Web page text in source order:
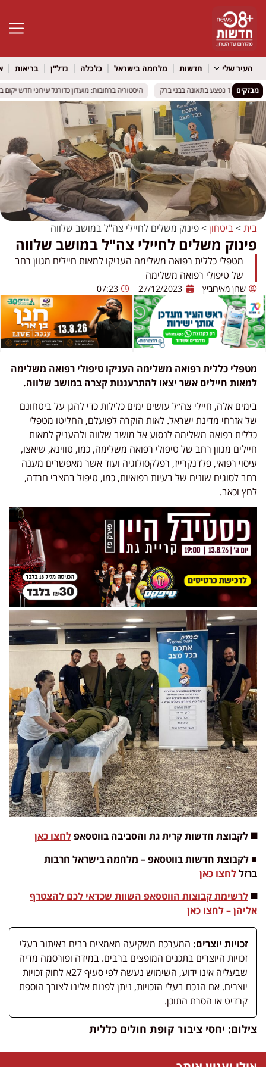
פתח
העיר שלי חדשות מלחמה בישראל כלכלה נדל"ן בריאות
מבזקים
בן 15 נפצע בתאונה בבני ברק היסטוריה ברחובות: מועדון כדורגל עירוני חדש יקום בן 15 נפצע בתאונה בבני ברק היסטוריה ברחובות: מועדון כדורגל עירוני חדש יקום
בית>ביטחון>פינוק משלים לחיילי צה"ל במושב שלווה
פינוק משלים לחיילי צה"ל במושב שלווה
מטפלי כללית רפואה משלימה העניקו למאות חיילים מגוון רחב
של טיפולי רפואה משלימה
שרון מאירוביץ 27/12/2023
07:23
מטפלי כללית רפואה משלימה העניקו טיפולי רפואה משלימה
למאות חיילים אשר יצאו להתרעננות קצרה במושב שלווה.
בימים אלה, חיילי צה״ל עושים ימים כלילות כדי להגן על ביטחונם
של אזרחי מדינת ישראל. לאות הוקרה לפועלם, החליטו מטפלי
כללית רפואה משלימה לנסוע אל מושב שלווה ולהעניק למאות
חיילים מגוון רחב של טיפולי רפואה משלימה, כמו, טווינא, שיאצו,
עיסוי רפואי, פלדנקרייז, רפלקסולוגיה ועוד אשר מאפשרים מענה
רחב לסוגים שונים של בעיות רפואיות, כמו, טיפול במצבי חרדה,
לחץ וכאב.
◼️ לקבוצת חדשות קרית גת והסביבה בווטסאפלחצו כאן
■ לקבוצת חדשות בווטסאפ – מלחמה בישראל חרבות
ברזללחצו כאן
◼️ לרשימת קבוצות הווטסאפ השוות שכדאי לכם להצטרף
אליהן – לחצו כאן
זכויות יוצרים: המערכת משקיעה מאמצים רבים באיתור בעלי
זכויות היוצרים בתכנים המופצים ברבים. במידה ופורסמה מדיה
שבעליה אינו ידוע, השימוש נעשה לפי סעיף 27א לחוק זכויות
יוצרים. אם הנכם בעלי הזכויות, ניתן לפנות אלינו לצורך הוספת
קרדיט או הסרת התוכן.
צילום: יחסי ציבור קופת חולים כללית